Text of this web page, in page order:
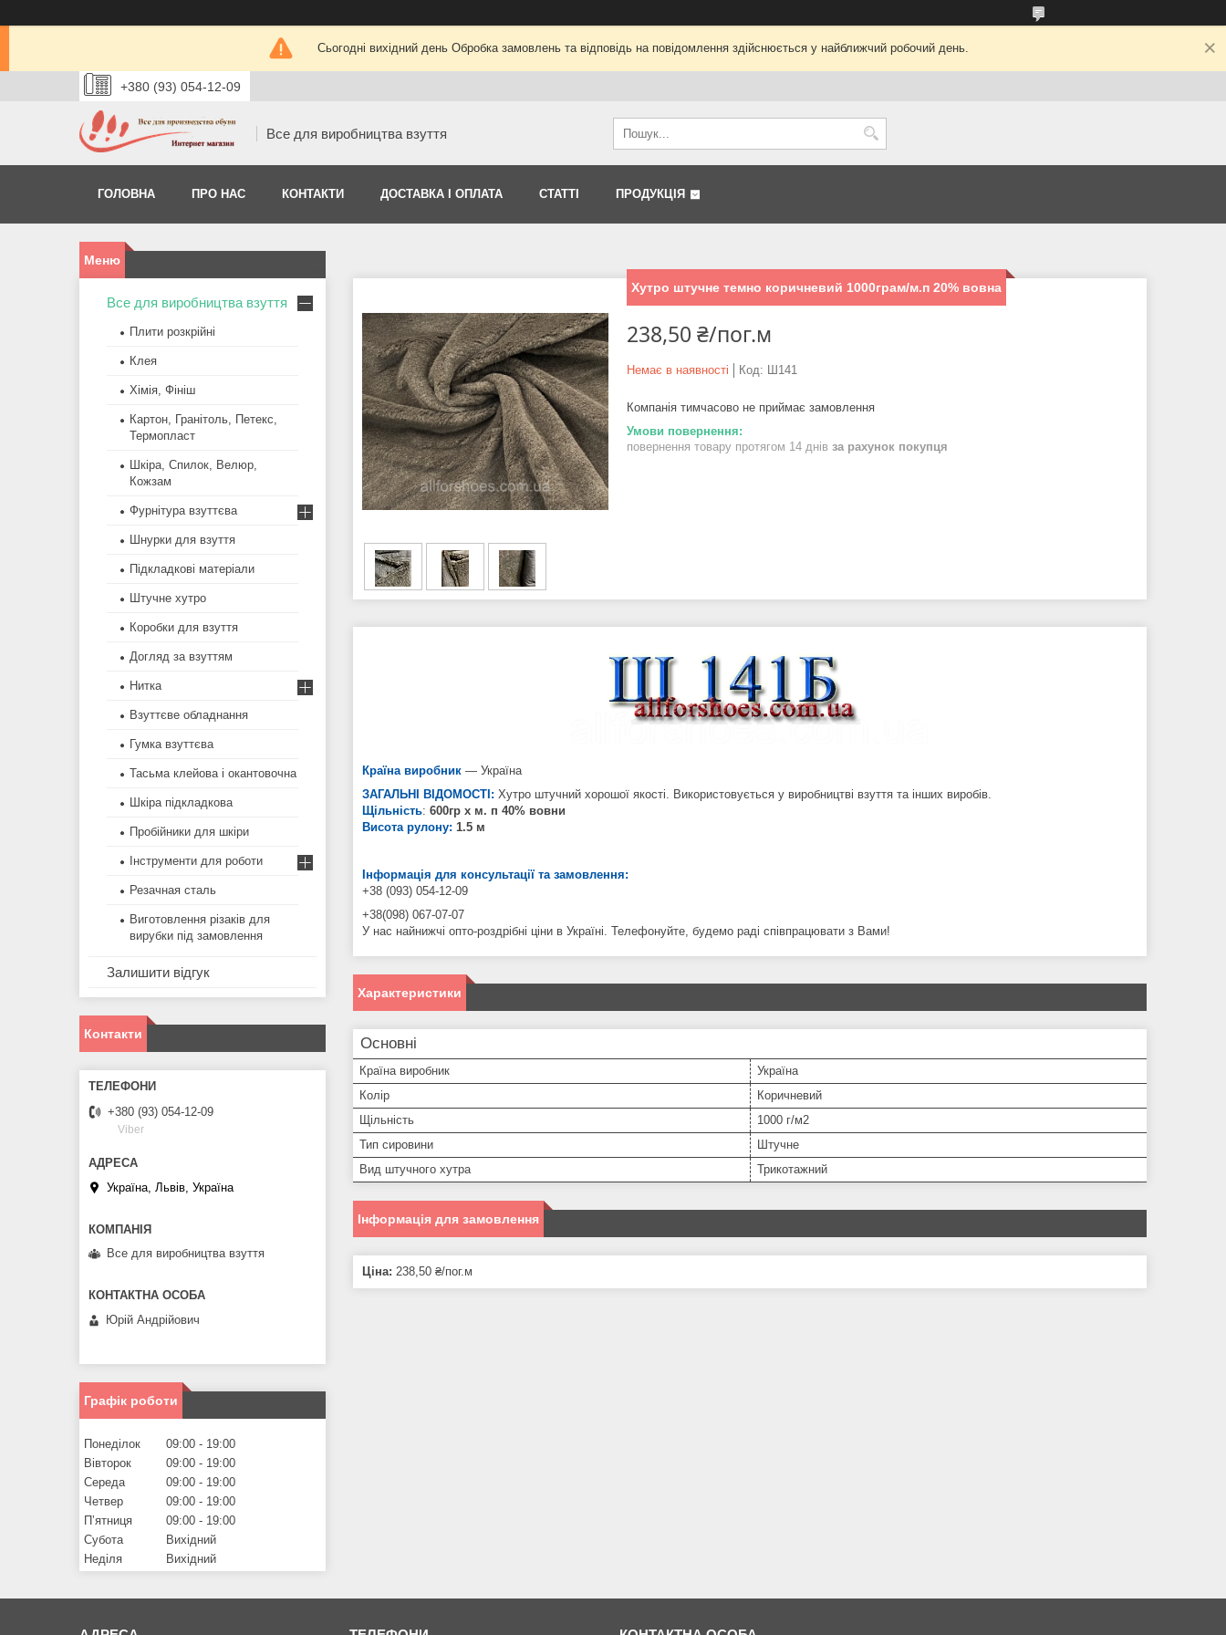
Сьогодні вихідний день Обробка замовлень та відповідь на повідомлення здійснюється у найближчий робочий день.
+380 (93) 054-12-09
Все для виробництва взуття
ГОЛОВНА ПРО НАС КОНТАКТИ ДОСТАВКА І ОПЛАТА СТАТТІ ПРОДУКЦІЯ
Хутро штучне темно коричневий 1000грам/м.п 20% вовна
238,50 ₴/пог.м
Немає в наявності Код: Ш141
Компанія тимчасово не приймає замовлення
повернення товару протягом 14 днів за рахунок покупця
Країна виробник — Україна
ЗАГАЛЬНІ ВІДОМОСТІ: Хутро штучний хорошої якості. Використовується у виробництві взуття та інших виробів.
Щільність: 600гр х м. п 40% вовни
Висота рулону: 1.5 м
Інформація для консультації та замовлення:
+38 (093) 054-12-09
+38(098) 067-07-07
У нас найнижчі опто-роздрібні ціни в Україні. Телефонуйте, будемо раді співпрацювати з Вами!
Характеристики
Основні
Країна виробник
Україна
Колір
Коричневий
Щільність
1000 г/м2
Тип сировини
Штучне
Вид штучного хутра
Трикотажний
Інформація для замовлення
Ціна: 238,50 ₴/пог.м
Все для виробництва взуття
Плити розкрійні
Клея
Хімія, Фініш
Картон, Гранітоль, Петекс,
Термопласт
Шкіра, Спилок, Велюр,
Кожзам
Фурнітура взуттєва
Шнурки для взуття
Підкладкові матеріали
Штучне хутро
Коробки для взуття
Догляд за взуттям
Нитка
Взуттєве обладнання
Гумка взуттєва
Тасьма клейова і окантовочна
Шкіра підкладкова
Пробійники для шкіри
Інструменти для роботи
Резачная сталь
Виготовлення різаків для
вирубки під замовлення
Залишити відгук
Контакти
+380 (93) 054-12-09
Viber
Україна, Львів, Україна
Все для виробництва взуття
Юрій Андрійович
Графік роботи
Понеділок 09:00
19:00
Вівторок
09:00
19:00
Середа
09:00
19:00
Четвер
09:00
19:00
Пʼятниця
09:00
19:00
Субота
Вихідний
Неділя
Вихідний